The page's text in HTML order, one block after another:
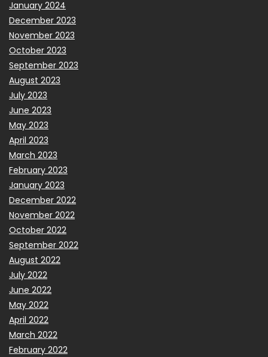
January 2024
December 2023
November 2023
October 2023
September 2023
August 2023
July 2023
June 2023
May 2023
April 2023
March 2023
February 2023
January 2023
December 2022
November 2022
October 2022
September 2022
August 2022
July 2022
June 2022
May 2022
April 2022
March 2022
February 2022